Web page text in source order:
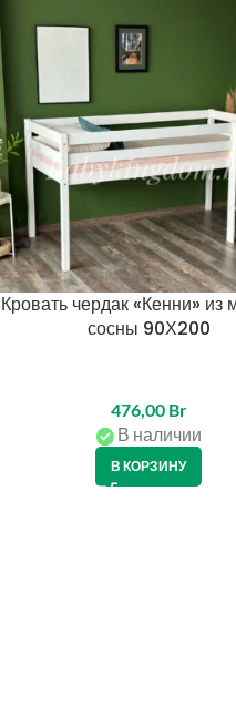
Кровать чердак «Кенни» из
сосны 90Х200
476,00 Br
В наличии
В КОРЗИНУ